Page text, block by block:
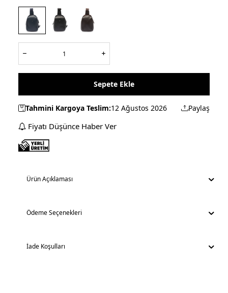
Sepete Ekle
Tahmini Kargoya Teslim:12 Ağustos 2026 Paylaş
Fiyatı Düşünce Haber Ver
Ürün Açıklaması
Ödeme Seçenekleri
İade Koşulları